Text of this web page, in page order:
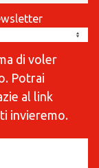
di voler
Potrai
al link
invieremo.